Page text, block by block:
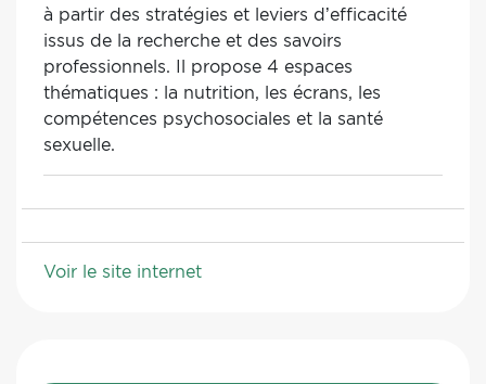
à partir des stratégies et leviers d’efficacité
issus de la recherche et des savoirs
professionnels. Il propose 4 espaces
thématiques : la nutrition, les écrans, les
compétences psychosociales et la santé
sexuelle.
Voir le site internet